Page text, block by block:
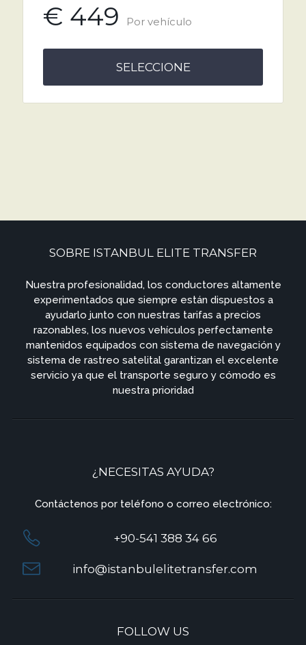
€ 449 Por vehículo
SELECCIONE
SOBRE ISTANBUL ELITE TRANSFER
Nuestra profesionalidad, los conductores altamente
experimentados que siempre están dispuestos a
ayudarlo junto con nuestras tarifas a precios
razonables, los nuevos vehículos perfectamente
mantenidos equipados con sistema de navegación y
sistema de rastreo satelital garantizan el excelente
servicio ya que el transporte seguro y cómodo es
nuestra prioridad
¿NECESITAS AYUDA?
Contáctenos por teléfono o correo electrónico:
+90-541 388 34 66
info@istanbulelitetransfer.com
FOLLOW US